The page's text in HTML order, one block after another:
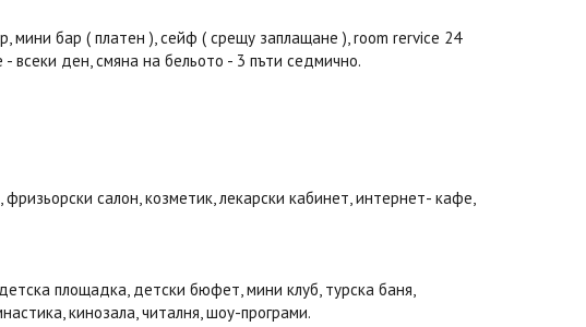
мини бар ( платен ), сейф ( срещу заплащане ), room rervice 24
всеки ден, смяна на бельото - 3 пъти седмично.
салон, козметик, лекарски кабинет, интернет- кафе,
площадка, детски бюфет, мини клуб, турска баня,
кинозала, читалня, шоу-програми.